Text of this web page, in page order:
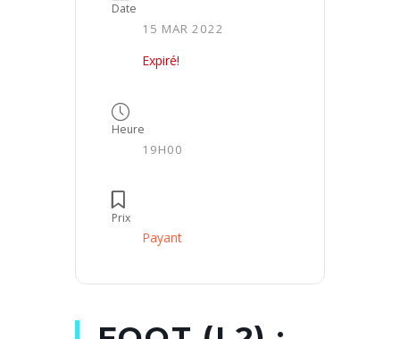
Date
15 MAR 2022
Expiré!
Heure
19H00
Prix
Payant